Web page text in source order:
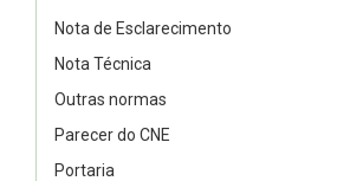
Nota de Esclarecimento
Nota Técnica
Outras normas
Parecer do CNE
Portaria